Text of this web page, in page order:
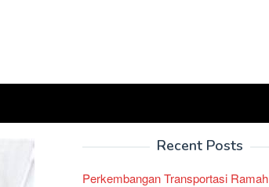
Recent Posts
Perkembangan Transportasi Ramah